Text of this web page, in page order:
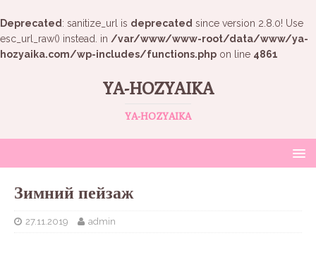
Deprecated : sanitize_url is deprecated since version 2.8.0! Use
esc_url_raw() instead. in /var/www/www-root/data/www/ya-
hozyaika.com/wp-includes/functions.php on line 4861
YA-HOZYAIKA
YA-HOZYAIKA
Зимний пейзаж
27.11.2019 admin